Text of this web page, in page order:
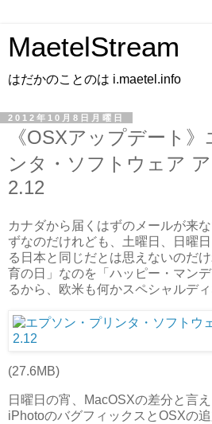
MaetelStream
はだかのことのは i.maetel.info
2012年10月8日月曜日
《OSXアップデート
ンタ・ソフトウェア
2.12
カナダから届くはずのメールが来
ずなのだけれども、土曜日、日曜
る日本と同じだとは思えないのだ
育の日」なのを「ハッピー・マン
るから、欧米も何かスペシャルディ
(27.6MB)
日曜日の宵、MacOSXの差分と言
iPhotoのバグフィックスとOSXの